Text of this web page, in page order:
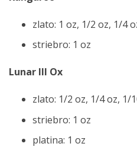
zlato: 1 oz, 1/2 oz, 1/4
striebro: 1 oz
Lunar III Ox
zlato: 1/2 oz, 1/4 oz, 1/
striebro: 1 oz
platina: 1 oz